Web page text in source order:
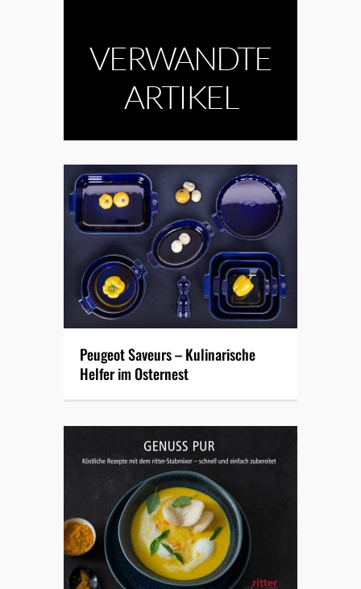
VERWANDTE
ARTIKEL
Peugeot Saveurs – Kulinarische
Helfer im Osternest